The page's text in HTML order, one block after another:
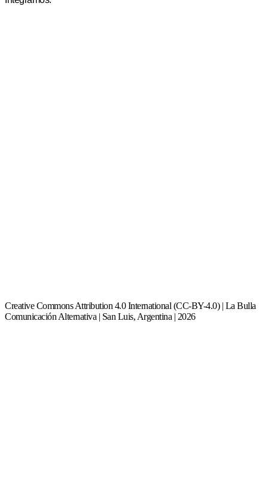
Creative Commons Attribution 4.0 International (CC-BY-4.0) | La Bulla
Comunicación Alternativa | San Luis, Argentina | 2026